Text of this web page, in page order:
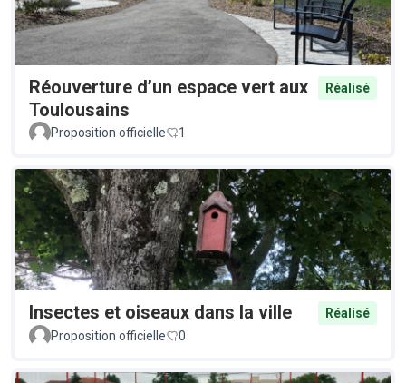
Réouverture d’un espace vert aux
Toulousains
Réalisé
Proposition officielle 1
Insectes et oiseaux dans la ville
Réalisé
Proposition officielle
0